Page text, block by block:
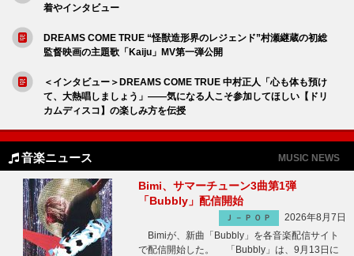
着やインタビュー
DREAMS COME TRUE “怪獣造形界のレジェンド”村瀬継蔵の初総
監督映画の主題歌「Kaiju」MV第一弾公開
＜インタビュー＞DREAMS COME TRUE 中村正人「心も体も預け
て、大熱唱しましょう」――気になる人こそ参加してほしい【ドリ
カムディスコ】の楽しみ方を伝授
音楽ニュース MUSIC NEWS
Bimi、サマーチューン3曲第1弾
「Bubbly」配信開始
Ｊ－ＰＯＰ
2026年8月7日
Bimiが、新曲「Bubbly」を各音楽配信サイト
で配信開始した。 「Bubbly」は、9月13日に